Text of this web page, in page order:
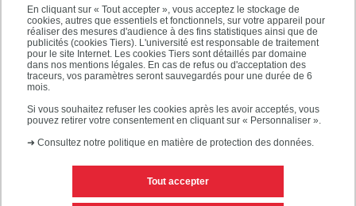
En cliquant sur « Tout accepter », vous acceptez le stockage de
cookies, autres que essentiels et fonctionnels, sur votre appareil pour
réaliser des mesures d'audience à des fins statistiques ainsi que de
publicités (cookies Tiers). L'université est responsable de traitement
pour le site Internet. Les cookies Tiers sont détaillés par domaine
dans nos mentions légales. En cas de refus ou d'acceptation des
traceurs, vos paramètres seront sauvegardés pour une durée de 6
mois.
Si vous souhaitez refuser les cookies après les avoir acceptés, vous
pouvez retirer votre consentement en cliquant sur « Personnaliser ».
➜ Consultez notre politique en matière de protection des données.
Tout accepter
Mentions légales